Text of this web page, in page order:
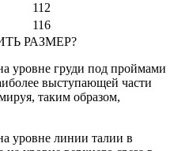
112
116
РАЗМЕР?
уровне груди под проймами
выступающей части
таким образом,
уровне линии талии в